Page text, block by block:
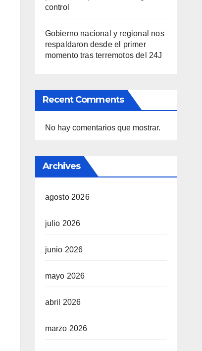
control
Gobierno nacional y regional nos
respaldaron desde el primer
momento tras terremotos del 24J
Recent Comments
No hay comentarios que mostrar.
Archives
agosto 2026
julio 2026
junio 2026
mayo 2026
abril 2026
marzo 2026